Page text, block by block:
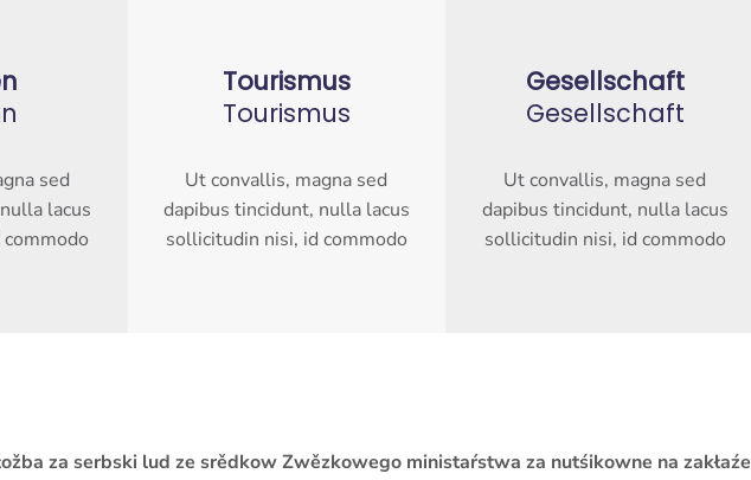
sed
lacus
Tourismus
Tourismus
Ut convallis, magna sed
dapibus tincidunt, nulla lacus
sollicitudin nisi, id commodo
Gesellschaft
Gesellschaft
Ut convallis, magna sed
dapibus tincidunt, nulla lacus
sollicitudin nisi, id commodo
za serbski lud ze srědkow Zwězkowego ministaŕstwa za nutśikowne na zakłaźe